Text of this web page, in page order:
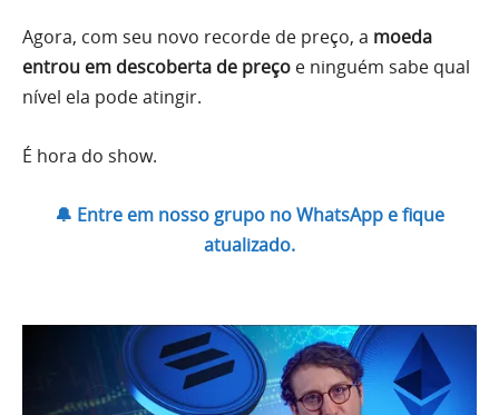
Agora, com seu novo recorde de preço, a moeda
entrou em descoberta de preço e ninguém sabe qual
nível ela pode atingir.
É hora do show.
🔔 Entre em nosso grupo no WhatsApp e fique
atualizado.